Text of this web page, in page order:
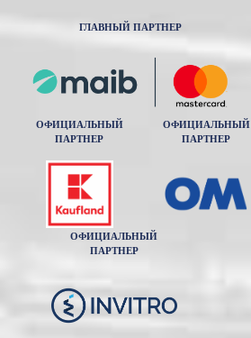
ГЛАВНЫЙ ПАРТНЕР
ОФИЦИАЛЬНЫЙ
ПАРТНЕР
ОФИЦИАЛЬНЫЙ
ПАРТНЕР
ОФИЦИАЛЬНЫЙ
ПАРТНЕР